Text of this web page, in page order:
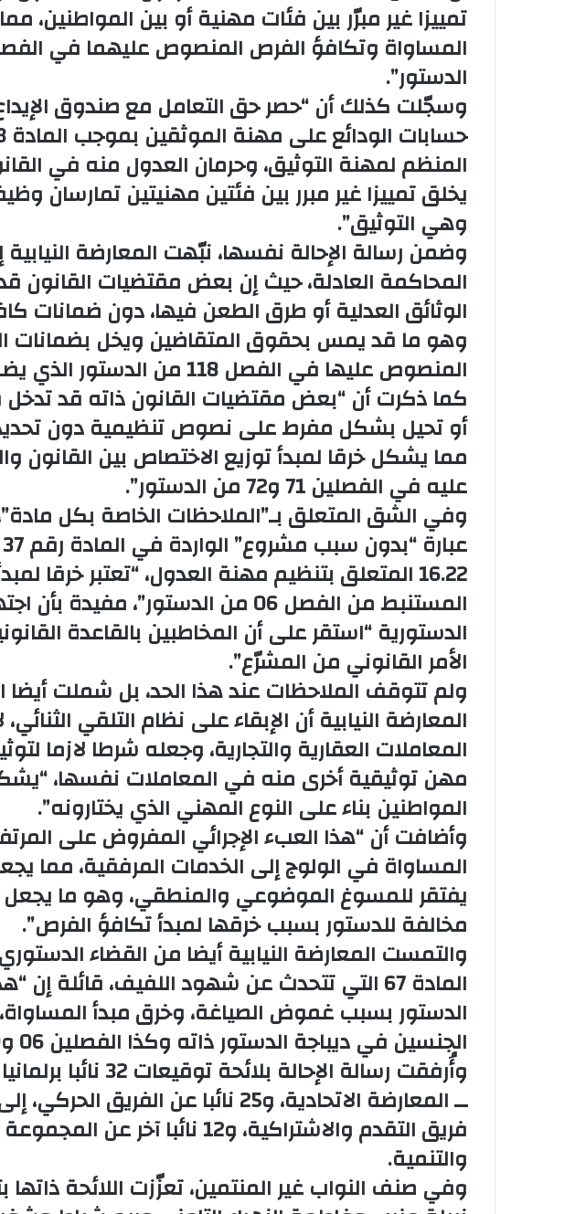
تمييزا غير مبرّر بين فئات مهنية أو بين المواطنين،
الدستور”.
وسجّلت كذلك أن “حصر حق التعامل مع صندوق
المنظم لمهنة التوثيق، وحرمان العدول منه في
يخلق تمييزا غير مبرر بين فئتين مهنيتين تمارسان
وهي التوثيق”.
وضمن رسالة الإحالة نفسها، نبّهت المعارضة النيابية
المحاكمة العادلة، حيث إن بعض مقتضيات القانون
الوثائق العدلية أو طرق الطعن فيها، دون ضمانات
وهو ما قد يمس بحقوق المتقاضين ويخل بضمانات
المنصوص عليها في الفصل 118 من الدستور الذي يضمن حق التقاضي”.
كما ذكرت أن “بعض مقتضيات القانون ذاته قد تدخل
أو تحيل بشكل مفرط على نصوص تنظيمية دون تحديد
مما يشكل خرقا لمبدأ توزيع الاختصاص بين القانون
عليه في الفصلين 71 و72 من الدستور”.
وفي الشق المتعلق بـ”الملاحظات الخاصة بكل
16.22 المتعلق بتنظيم مهنة العدول، “تعتبر خرقا
المستنبط من الفصل 06 من الدستور”،
الدستورية “استقر على أن المخاطبين بالقاعدة
الأمر القانوني من المشرّع”.
المعارضة النيابية أن الإبقاء على نظام التلقي
المعاملات العقارية والتجارية، وجعله شرطا لازما
مهن توثيقية أخرى منه في المعاملات نفسها، “يشكل
المواطنين بناء على النوع المهني الذي يختارونه”.
وأضافت أن “هذا العبء الإجرائي المفروض على
المساواة في الولوج إلى الخدمات المرفقية، مما
مخالفة للدستور بسبب خرقها لمبدأ تكافؤ الفرص”.
والتمست المعارضة النيابية أيضا من القضاء
المادة 67 التي تتحدث عن شهود اللفيف، قائلة
الدستور بسبب غموض الصياغة، وخرق مبدأ
الجنسين في ديباجة الدستور ذاته وكذا الفصلين 06 و19 منه”.
وأُرفقت رسالة الإحالة
فريق التقدم والاشتراكية، و12 نائبا آخر
والتنمية.
وفي صنف النواب غير المنتمين، تعزّزت اللائحة